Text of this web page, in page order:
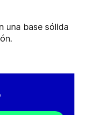
una base sólida